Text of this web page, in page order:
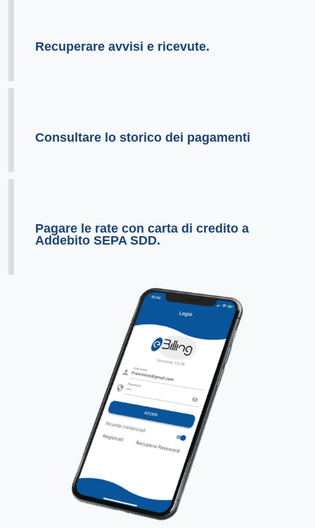
Recuperare avvisi e ricevute.
Consultare lo storico dei pagamenti
Pagare le rate con carta di credito a
Addebito SEPA SDD.